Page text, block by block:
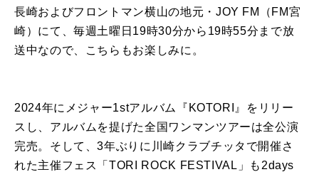
長崎およびフロントマン横山の地元・JOY FM（FM宮
崎） にて 、毎週土曜日19時30分から19時55分まで放
送中なので、 こちらもお楽しみに 。
2024年に メジャー1stアルバム『 KOTORI 』 を リリー
スし、 アルバム を提げた全国ワンマンツアーは全公演
完売。そして 、3年ぶり に 川崎クラブチッタで開催さ
れた主催フェス「TORI ROCK FESTIVAL」も2days